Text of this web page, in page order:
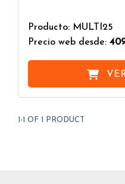
Producto: MULTI25
Precio web desde:
1-1 OF 1 PRODUCT